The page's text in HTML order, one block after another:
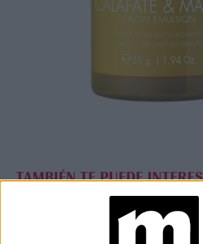
TAMBIÉN TE PUEDE
UN